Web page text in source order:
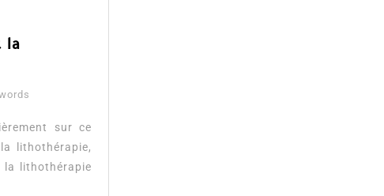
la
sur ce
lithothérapie,
la lithothérapie